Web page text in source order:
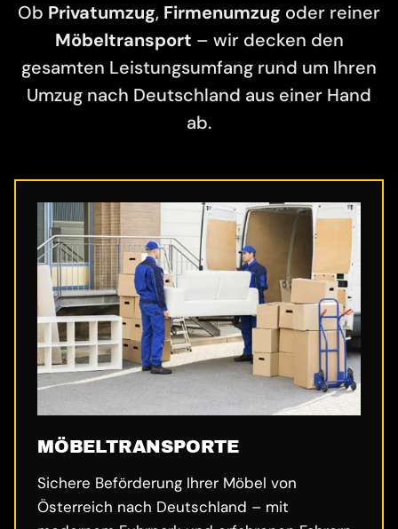
Ob Privatumzug, Firmenumzug oder reiner
Möbeltransport – wir decken den
gesamten Leistungsumfang rund um Ihren
Umzug nach Deutschland aus einer Hand
ab.
MÖBELTRANSPORTE
Sichere Beförderung Ihrer Möbel von
Österreich nach Deutschland – mit